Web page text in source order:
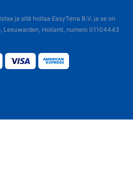
ja sitä hoitaa EasyTerra B.V. ja se on
Leeuwarden, Hollanti, numero 01104443